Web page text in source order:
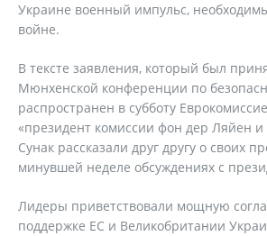
Украине военный импульс,
войне.
В тексте заявления, который был
Мюнхенской конференции по
распространен в субботу
«президент комиссии фон дер Ляйен
Сунак рассказали друг другу о своих
минувшей неделе обсуждениях с
Лидеры приветствовали мощную
поддержке ЕС и Великобритании